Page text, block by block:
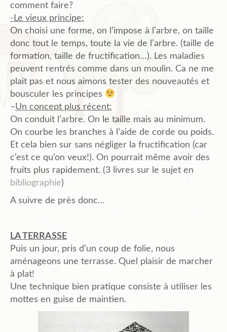
comment faire?
-Le vieux principe:
On choisi une forme, on l’impose à l’arbre, on taille
donc tout le temps, toute la vie de l’arbre. (taille de
formation, taille de fructification…). Les maladies
peuvent rentrés comme dans un moulin. Ca ne me
plait pas et nous aimons tester des nouveautés et
bousculer les principes
–Un concept plus récent:
On conduit l’arbre. On le taille mais au minimum.
On courbe les branches à l’aide de corde ou poids.
Et cela bien sur sans négliger la fructification (car
c’est ce qu’on veux!). On pourrait même avoir des
fruits plus rapidement. (3 livres sur le sujet en
bibliographie)
A suivre de près donc…
LA TERRASSE
Puis un jour, pris d’un coup de folie, nous
aménageons une terrasse. Quel plaisir de marcher
à plat!
Une technique bien pratique consiste à utiliser les
mottes en guise de maintien.